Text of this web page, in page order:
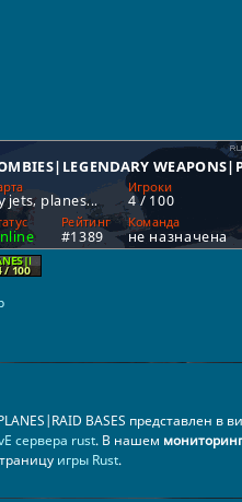
BASES представлен в
сервера rust. В нашем
игры Rust.